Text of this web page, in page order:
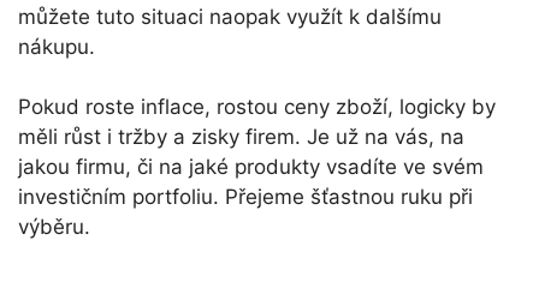
můžete tuto situaci naopak využít k dalšímu
nákupu.
Pokud roste inflace, rostou ceny zboží, logicky by
měli růst i tržby a zisky firem. Je už na vás, na
jakou firmu, či na jaké produkty vsadíte ve svém
investičním portfoliu. Přejeme šťastnou ruku při
výběru.